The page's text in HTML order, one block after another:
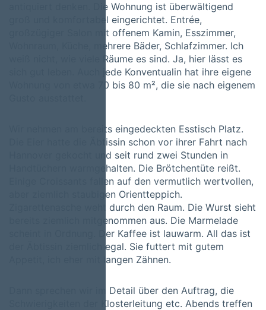
antiquiert denken. Die Wohnung ist überwältigend
groß und komfortabel eingerichtet. Entrée,
großzügiger Salon mit offenem Kamin, Esszimmer,
Wohnraum, Küche, mehrere Bäder, Schlafzimmer. Ich
weiß nicht, wie viele Räume es sind. Ja, hier lässt es
sich gut leben. Auch jede Konventualin hat ihre eigene
Wohnung von etwa 70 bis 80 m², die sie nach eigenem
Wir nehmen am bereits eingedeckten Esstisch Platz.
Die Eier hatte die Äbtissin schon vor ihrer Fahrt nach
Hannover gekocht und seit rund zwei Stunden in
Handtüchern warmgehalten. Die Brötchentüte reißt.
Einige Croissants fallen auf den vermutlich wertvollen,
aber ziemlich staubigen Orientteppich.
Zigarettenasche weht durch den Raum. Die Wurst sieht
bereits ziemlich mitgenommen aus. Die Marmelade
scheint in Ordnung. Der Kaffee ist lauwarm. All das ist
der Äbtissin ziemlich egal. Sie futtert mit gutem
Appetit, ich eher mit langen Zähnen.
Dann sprechen wir im Detail über den Auftrag, die
Schwierigkeiten der Klosterleitung etc. Abends treffen